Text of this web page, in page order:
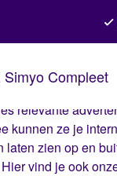
wij ervoor
relevante
kunnen ze je
zien op en
vind je ook
Simyo Compleet